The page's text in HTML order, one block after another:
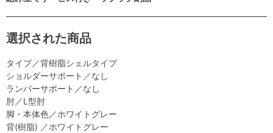
選択された商品
タイプ／背樹脂シェルタイプ
ショルダーサポート／なし
ランバーサポート／なし
肘／L型肘
脚・本体色／ホワイトグレー
背(樹脂) ／ホワイトグレー